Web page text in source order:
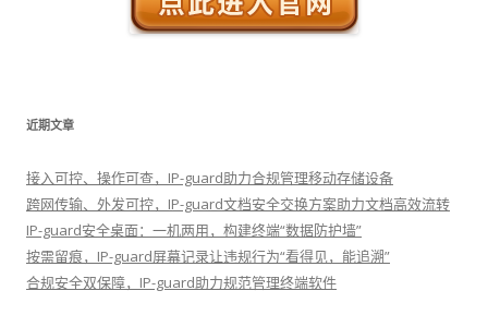
近期文章
接入可控、操作可查，IP-guard助力合规管理移动存储设备
跨网传输、外发可控，IP-guard文档安全交换方案助力文档高效流转
IP-guard安全桌面：一机两用，构建终端“数据防护墙”
按需留痕，IP-guard屏幕记录让违规行为“看得见，能追溯”
合规安全双保障，IP-guard助力规范管理终端软件